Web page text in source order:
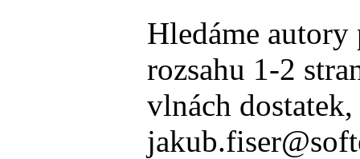
Hledáme
rozsahu 1-2
vlnách